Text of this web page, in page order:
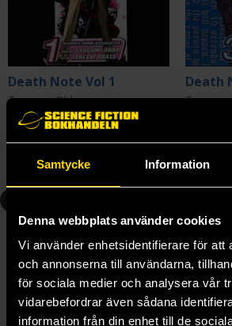
Samtycke Information
Denna webbplats använder cookies
Vi använder enhetsidentifierare för att
och annonserna till användarna,
för sociala medier och analysera vår
vidarebefordrar även sådana
information från din enhet till de
Death Note Vol 1
Tsugumi Ohba
139 kr
Beställ
Death